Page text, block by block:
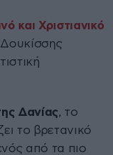
και Χριστιανικό
Δανίας, το
το βρετανικό
από τα πιο